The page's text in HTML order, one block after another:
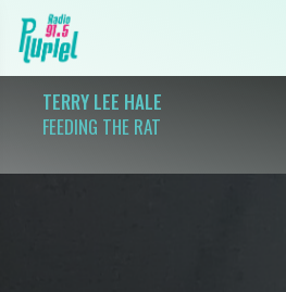
TERRY LEE HALE
FEEDING THE RAT